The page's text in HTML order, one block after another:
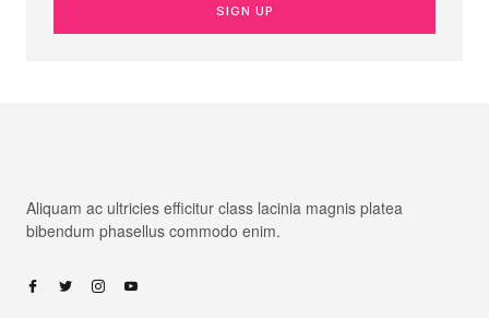
SIGN UP
Aliquam ac ultricies efficitur class lacinia magnis platea
bibendum phasellus commodo enim.